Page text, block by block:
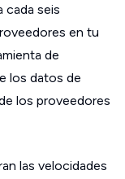
cada seis
en tu
de
los datos de
los proveedores
las velocidades